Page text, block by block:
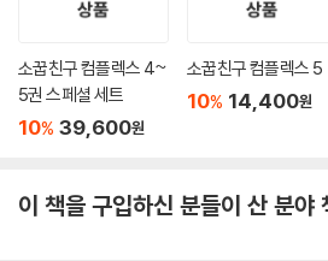
소꿉친구 컴플렉스 4~
5권 스페셜 세트
10% 39,600원
소꿉친구 컴플렉스 5
10% 14,400원
이 책을 구입하신 분들이 산 분야